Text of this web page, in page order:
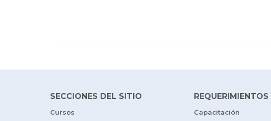
SECCIONES DEL SITIO
Cursos
REQUERIMIENTOS
Capacitación